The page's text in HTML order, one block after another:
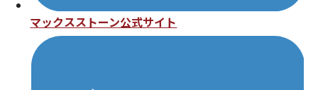
マックスストーン公式サイト